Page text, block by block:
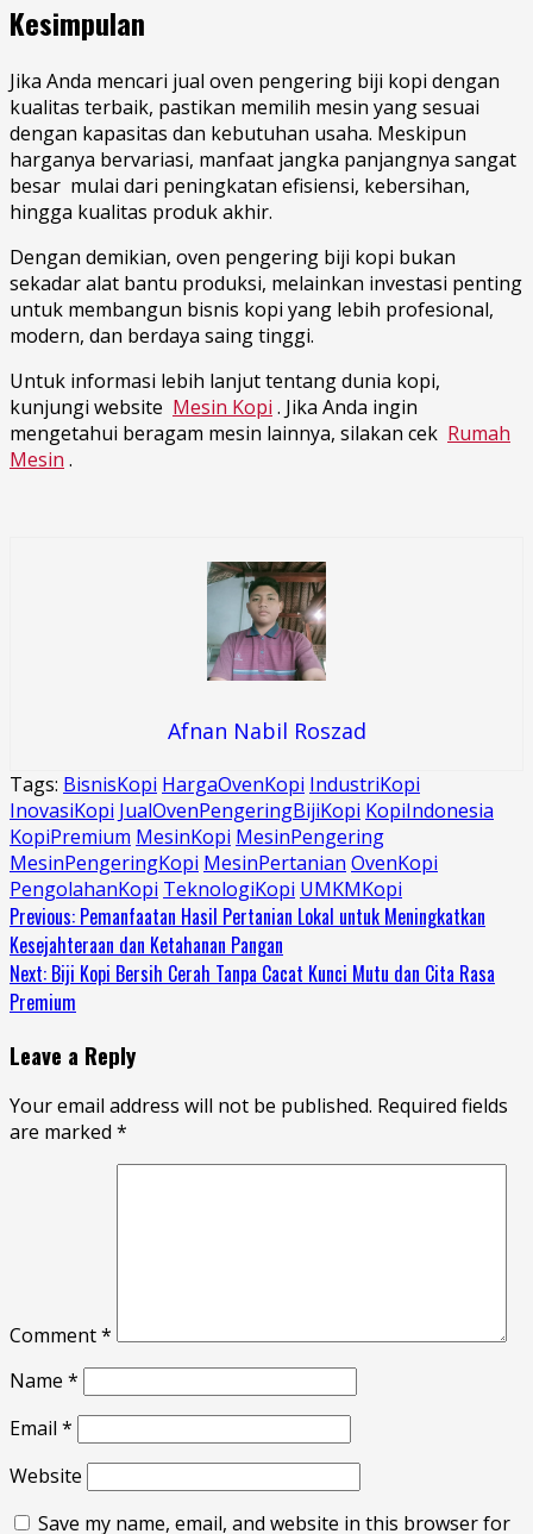
Kesimpulan
Jika Anda mencari jual oven pengering biji kopi dengan
kualitas terbaik, pastikan memilih mesin yang sesuai
dengan kapasitas dan kebutuhan usaha. Meskipun
harganya bervariasi, manfaat jangka panjangnya sangat
besar mulai dari peningkatan efisiensi, kebersihan,
hingga kualitas produk akhir.
Dengan demikian, oven pengering biji kopi bukan
sekadar alat bantu produksi, melainkan investasi penting
untuk membangun bisnis kopi yang lebih profesional,
modern, dan berdaya saing tinggi.
Untuk informasi lebih lanjut tentang dunia kopi,
kunjungi website Mesin Kopi . Jika Anda ingin
mengetahui beragam mesin lainnya, silakan cek Rumah
Mesin .
Afnan Nabil Roszad
Tags: BisnisKopi HargaOvenKopi IndustriKopi
InovasiKopi JualOvenPengeringBijiKopi KopiIndonesia
KopiPremium MesinKopi MesinPengering
MesinPengeringKopi MesinPertanian OvenKopi
PengolahanKopi TeknologiKopi UMKMKopi
Continue
Reading
Previous: Pemanfaatan Hasil Pertanian Lokal untuk Meningkatkan
Kesejahteraan dan Ketahanan Pangan
Next: Biji Kopi Bersih Cerah Tanpa Cacat Kunci Mutu dan Cita Rasa
Premium
Leave a Reply
Your email address will not be published. Required fields
are marked *
Comment*
Name *
Email *
Website
Save my name, email, and website in this browser for